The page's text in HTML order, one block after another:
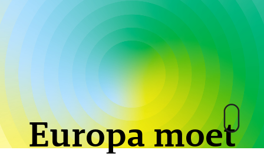
Europa moet